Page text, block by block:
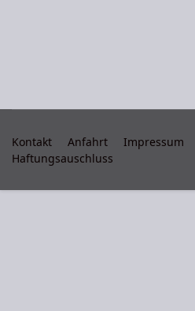
Kontakt Anfahrt Impressum
Haftungsauschluss